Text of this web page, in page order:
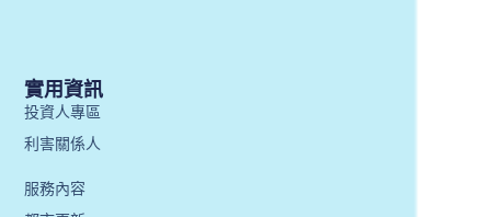
實用資訊
投資人專區
利害關係人
服務內容